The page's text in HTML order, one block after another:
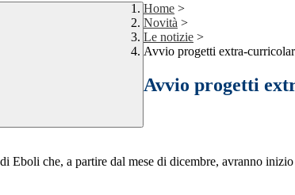
Home >
Novità >
Le notizie >
Avvio progetti extra-
Avvio progetti
che, a partire dal mese di dicembre, avranno